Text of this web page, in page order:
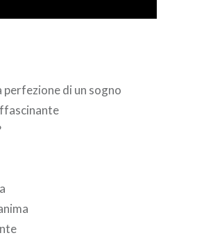
di un sogno